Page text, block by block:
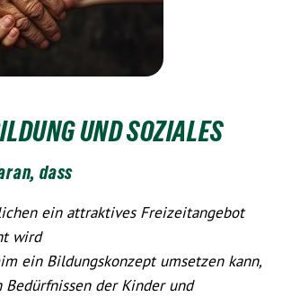
UND SOZIALES
dass
ein attraktives Freizeitangebot
wird
ein Bildungskonzept umsetzen kann,
Bedürfnissen der Kinder und